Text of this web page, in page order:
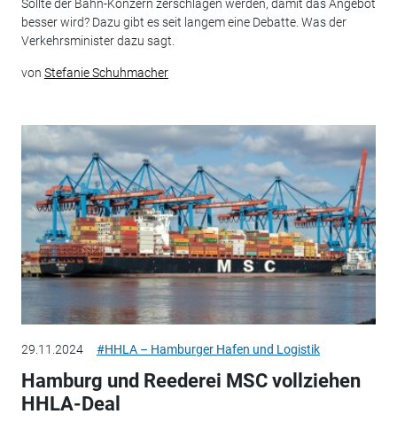
Sollte der Bahn-Konzern zerschlagen werden, damit das Angebot
besser wird? Dazu gibt es seit langem eine Debatte. Was der
Verkehrsminister dazu sagt.
von Stefanie Schuhmacher
29.11.2024 #HHLA – Hamburger Hafen und Logistik
Hamburg und Reederei MSC vollziehen
HHLA-Deal